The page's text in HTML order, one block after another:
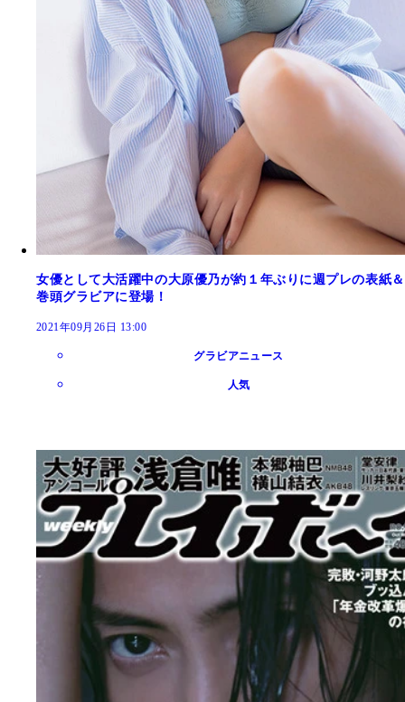
女優として大活躍中の大原優乃が約１年ぶりに週プレの表紙＆
巻頭グラビアに登場！
2021年09月26日 13:00
グラビアニュース
人気